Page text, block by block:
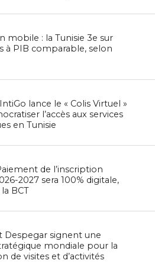
mobile : la Tunisie 3e sur
à PIB comparable, selon
lance le « Colis Virtuel »
l’accès aux services
en Tunisie
de l’inscription
2027 sera 100% digitale,
BCT
Despegar signent une
mondiale pour la
de visites et d’activités